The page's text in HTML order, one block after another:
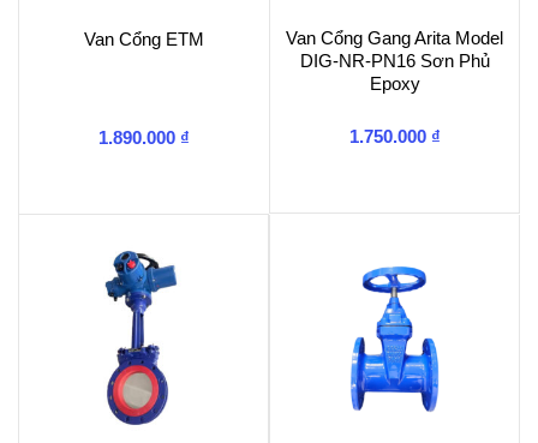
Van Cổng ETM
1.890.000 ₫
Van Cổng Gang Arita Model
DIG-NR-PN16 Sơn Phủ
Epoxy
1.750.000 ₫